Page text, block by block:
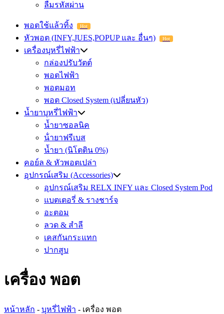
ลืมรหัสผ่าน
พอตใช้แล้วทิ้ง Hot
หัวพอต (INFY,JUES,POPUP และ อื่นๆ) Hot
เครื่องบุหรี่ไฟฟ้า
กล่องปรับวัตต์
พอตไฟฟ้า
พอตมอท
พอต Closed System (เปลี่ยนหัว)
น้ำยาบุหรี่ไฟฟ้า
น้ำยาซอลนิค
น้ํายาฟรีเบส
น้ำยา (นิโตติน 0%)
คอย์ล & หัวพอตเปล่า
อุปกรณ์เสริม (Accessories)
อุปกรณ์เสริม RELX INFY และ Closed System Pod
แบตเตอรี่ & รางชาร์จ
อะตอม
ลวด ​& สำลี
เคสกันกระแทก
ปากสูบ
เครื่อง พอต
หน้าหลัก - บุหรี่ไฟฟ้า - เครื่อง พอต